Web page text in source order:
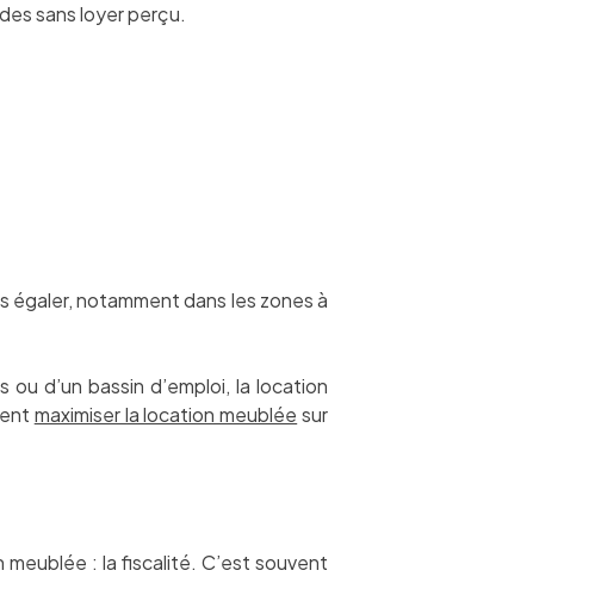
sans loyer perçu.
notamment dans les zones à
d’un bassin d’emploi, la location
maximiser la location meublée sur
: la fiscalité. C’est souvent